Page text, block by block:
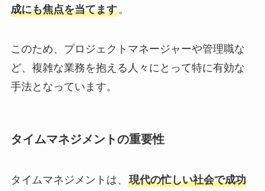
成にも焦点を当てます。
このため、プロジェクトマネージャーや管理職な
ど、複雑な業務を抱える人々にとって特に有効な
手法となっています。
タイムマネジメントの重要性
タイムマネジメントは、 現代の忙しい社会で成功